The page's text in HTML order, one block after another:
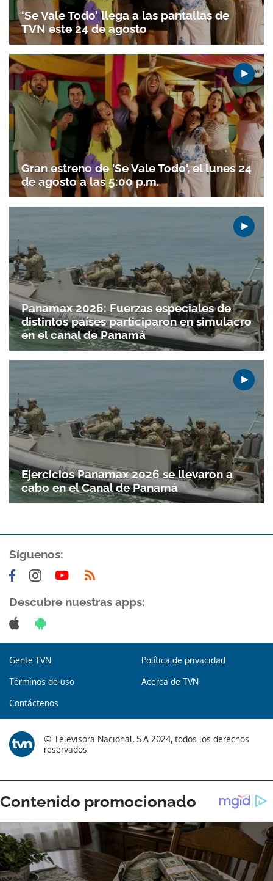
Gracias por suscribirte a nuestro boletín.
‘Se Vale Todo’ llega a las pantallas de
TVN este 24 de agosto
Gran estreno de 'Se Vale Todo', el lunes 24
de agosto a las 5:00 p.m.
Panamax 2026: Fuerzas especiales de
distintos países participaron en simulacro
en el canal de Panamá
Ejercicios Panamax 2026 se llevaron a
cabo en el Canal de Panamá
Síguenos:
Descubre nuestras apps:
Gente TVN Política de privacidad
Términos de uso Acerca de TVN
Contáctenos
© Televisora Nacional, S.A 2024, todos los derechos
reservados